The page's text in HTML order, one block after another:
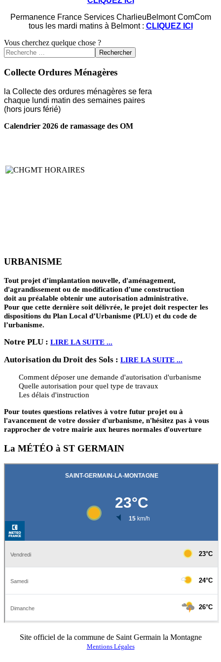
Permanence France Services CharlieuBelmont ComCom
tous les mardi matins à Belmont : CLIQUEZ ICI
Vous cherchez quelque chose ?
Rechercher
Collecte Ordures Ménagères
la Collecte des ordures ménagères se fera
chaque lundi matin des semaines paires
(hors jours férié)
Calendrier 2026 de ramassage des OM
URBANISME
Tout projet d’implantation nouvelle, d'aménagement,
d'agrandissement ou de modification d’une construction
doit au préalable obtenir une autorisation administrative.
Pour que cette dernière soit délivrée, le projet doit respecter les
dispositions du Plan Local d’Urbanisme (PLU) et du code de
l’urbanisme.
Notre PLU : LIRE LA SUITE ...
Autorisation du Droit des Sols : LIRE LA SUITE ...
Comment déposer une demande d'autorisation d'urbanisme
Quelle autorisation pour quel type de travaux
Les délais d'instruction
Pour toutes questions relatives à votre futur projet ou à
l'avancement de votre dossier d'urbanisme, n'hésitez pas à vous
rapprocher de votre mairie aux heures normales d'ouverture
La MÉTÉO à ST GERMAIN
Site officiel de la commune de Saint Germain la Montagne
Mentions Légales